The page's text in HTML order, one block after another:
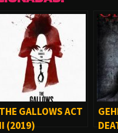
THE GALLOWS ACT
II (2019)